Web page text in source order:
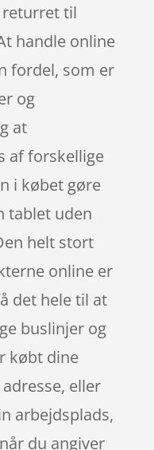
til
handle online
fordel, som er
og
at
af forskellige
i købet gøre
tablet uden
helt stort
online er
det hele til at
buslinjer og
købt dine
eller
arbejdsplads,
du angiver